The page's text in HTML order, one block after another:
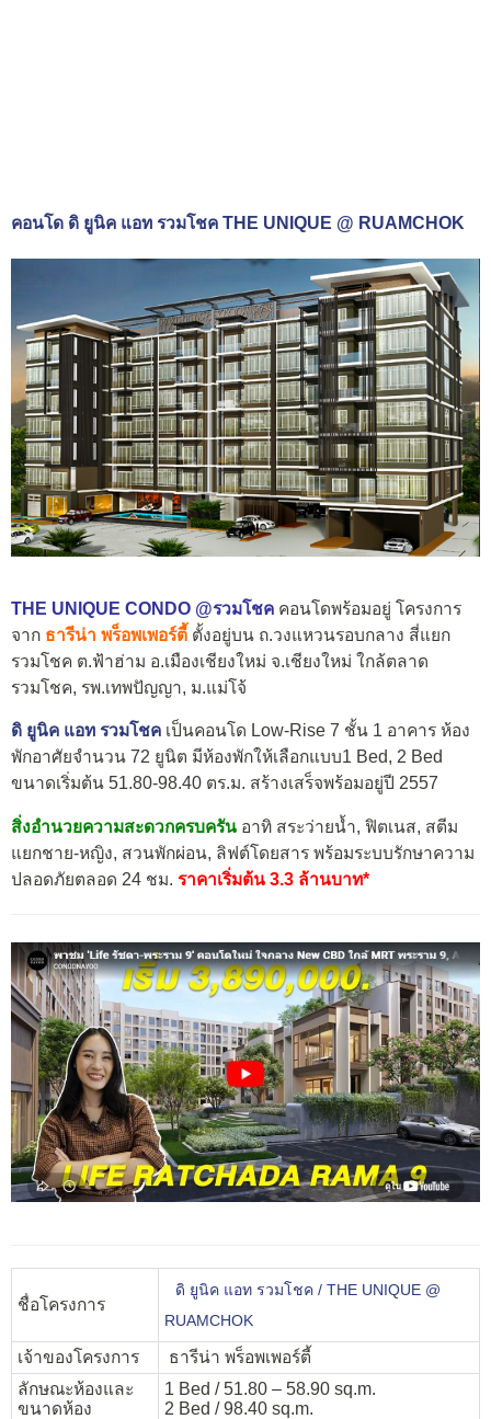
คอนโด ดิ ยูนิค แอท รวมโชค THE UNIQUE @ RUAMCHOK
THE UNIQUE CONDO @รวมโชค คอนโดพร้อมอยู่ โครงการ
จาก ธารีน่า พร็อพเพอร์ตี้ ตั้งอยู่บน ถ.วงแหวนรอบกลาง สี่แยก
รวมโชค ต.ฟ้าฮ่าม อ.เมืองเชียงใหม่ จ.เชียงใหม่ ใกล้ตลาด
รวมโชค, รพ.เทพปัญญา, ม.แม่โจ้
ดิ ยูนิค แอท รวมโชค เป็นคอนโด Low-Rise 7 ชั้น 1 อาคาร ห้อง
พักอาศัยจำนวน 72 ยูนิต มีห้องพักให้เลือกแบบ1 Bed, 2 Bed
ขนาดเริ่มต้น 51.80-98.40 ตร.ม. สร้างเสร็จพร้อมอยู่ปี 2557
สิ่งอำนวยความสะดวกครบครัน อาทิ สระว่ายน้ำ, ฟิตเนส, สตีม
แยกชาย-หญิง, สวนพักผ่อน, ลิฟต์โดยสาร พร้อมระบบรักษาความ
ปลอดภัยตลอด 24 ชม. ราคาเริ่มต้น 3.3 ล้านบาท*
ชื่อโครงการ
ดิ ยูนิค แอท รวมโชค / THE UNIQUE @
RUAMCHOK
เจ้าของโครงการ
ธารีน่า พร็อพเพอร์ตี้
ลักษณะห้องและ
ขนาดห้อง
1 Bed / 51.80 – 58.90 sq.m.
2 Bed / 98.40 sq.m.